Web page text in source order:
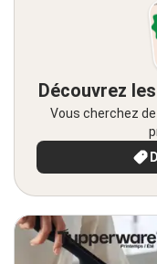
Découvrez
Vous cherchez